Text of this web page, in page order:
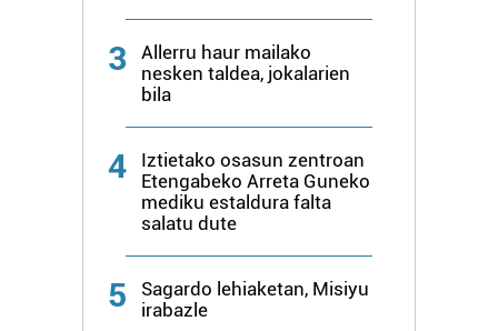
3
Allerru haur mailako
nesken taldea, jokalarien
bila
4
Iztietako osasun zentroan
Etengabeko Arreta Guneko
mediku estaldura falta
salatu dute
5
Sagardo lehiaketan, Misiyu
irabazle